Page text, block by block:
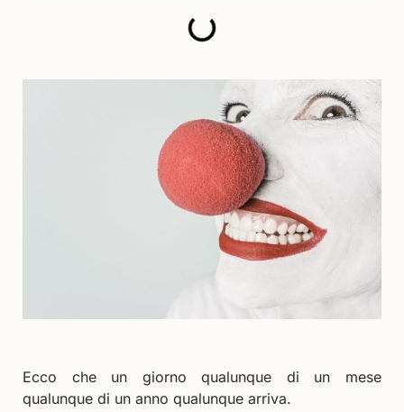
Ecco che un giorno qualunque di un mese
qualunque di un anno qualunque arriva.